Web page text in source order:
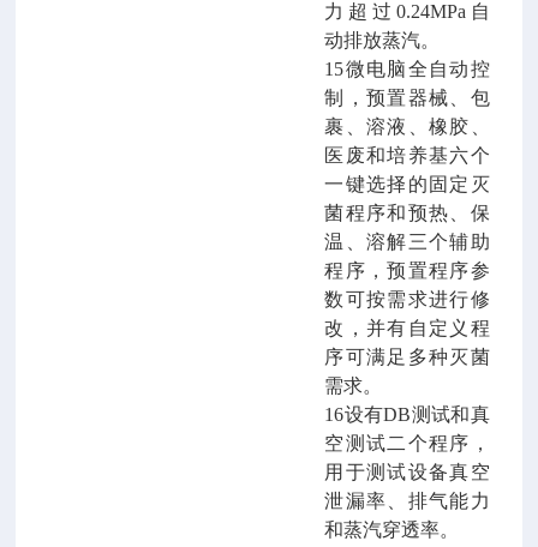
力超过0.24MPa自
动排放蒸汽。
15微电脑全自动控
制
，预置器械、 包
裹、溶液、 橡胶
医废和培养基六个
一键选择的 固定 灭
菌程序和预热、保
温、溶解三个辅助
程序，预置程序参
数可按需求进行修
改，并有 自定义 程
序可满足多种灭菌
需求。
16设有DB测试和真
空测试二个程序，
用于测试设备真空
泄漏率、排气能力
和蒸汽穿透率。